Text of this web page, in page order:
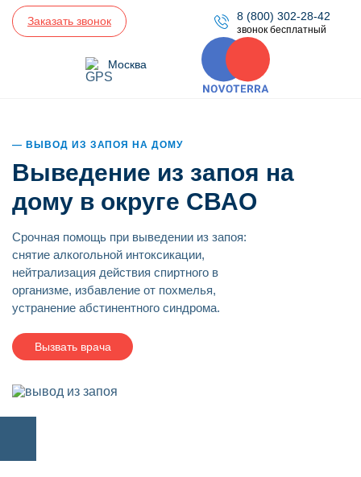
8 (800) 302-28-42
звонок бесплатный
Заказать звонок
Москва
ВЫВОД ИЗ ЗАПОЯ НА ДОМУ
Выведение из запоя на
дому в округе СВАО
Срочная помощь при выведении из запоя:
снятие алкогольной интоксикации,
нейтрализация действия спиртного в
организме, избавление от похмелья,
устранение абстинентного синдрома.
Вызвать врача